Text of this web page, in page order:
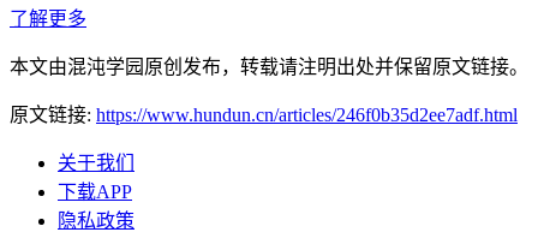
了解更多
本文由混沌学园原创发布，转载请注明出处并保留原文链接。
原文链接: https://www.hundun.cn/articles/246f0b35d2ee7adf.html
关于我们
下载APP
隐私政策